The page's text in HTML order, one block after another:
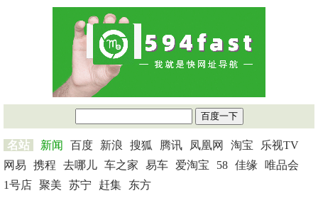
名站 新闻 百度 新浪 搜狐 腾讯 凤凰网 淘宝
乐视TV
网易
携程 去哪儿 车之家 易车 爱淘宝 58 佳缘
唯品会
1号店 聚美 苏宁 赶集
东方